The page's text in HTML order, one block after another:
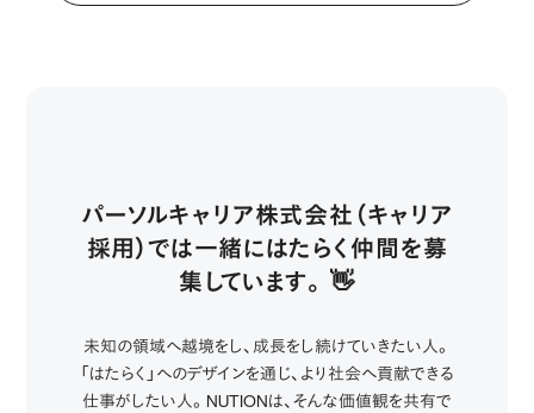
パーソルキャリア株式会社（キャリア
採用）では一緒にはたらく仲間を募
集しています。 👋
未知の領域へ越境をし、成長をし続けていきたい人。
「はたらく」へのデザインを通じ、より社会へ貢献できる
仕事がしたい人。NUTIONは、そんな価値観を共有で